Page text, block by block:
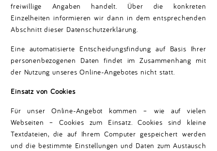
freiwillige Angaben handelt. Über die konkreten
Einzelheiten informieren wir dann in dem entsprechenden
Abschnitt dieser Datenschutzerklärung.
Eine automatisierte Entscheidungsfindung auf Basis Ihrer
personenbezogenen Daten findet im Zusammenhang mit
der Nutzung unseres Online-Angebotes nicht statt.
Einsatz von Cookies
Für unser Online-Angebot kommen – wie auf vielen
Webseiten – Cookies zum Einsatz. Cookies sind kleine
Textdateien, die auf Ihrem Computer gespeichert werden
und die bestimmte Einstellungen und Daten zum Austausch